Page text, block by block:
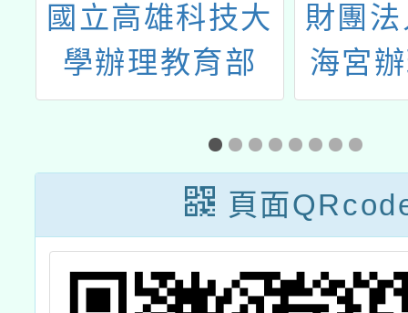
國立高雄科技大
學辦理教育部
「技職永續破風
者計畫」【一場
有「職」感的競
賽──教案設計
與教學實踐徵
財團
海宮
年度
書法
頁面